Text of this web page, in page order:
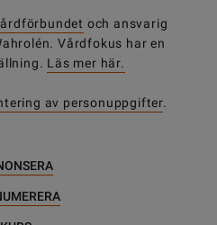
och ansvarig
Vårdfokus har en
Läs mer här.
av personuppgifter.